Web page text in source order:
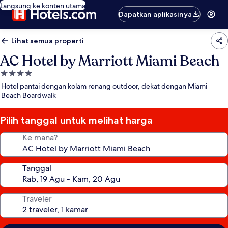
Langsung ke konten utama
Dapatkan aplikasinya
Lihat semua properti
AC Hotel by Marriott Miami Beach
Properti
bintang
4.0
Hotel pantai dengan kolam renang outdoor, dekat dengan Miami
Beach Boardwalk
Pilih tanggal untuk melihat harga
Ke mana?
Tanggal
Traveler